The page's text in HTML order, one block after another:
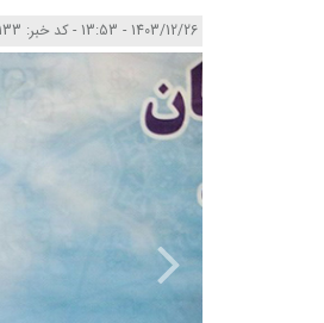
1403/12/26 - 13:53 - کد خبر: 133133